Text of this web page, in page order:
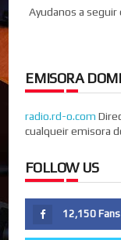
Ayudanos a
EMISORA
radio.rd-o.com
cualqueir emisora
FOLLOW US
12,150 Fans